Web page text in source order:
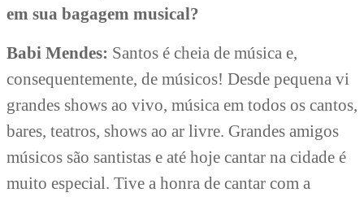
em sua bagagem musical?
Babi Mendes: Santos é cheia de música e,
consequentemente, de músicos! Desde pequena vi
grandes shows ao vivo, música em todos os cantos,
bares, teatros, shows ao ar livre. Grandes amigos
músicos são santistas e até hoje cantar na cidade é
muito especial. Tive a honra de cantar com a